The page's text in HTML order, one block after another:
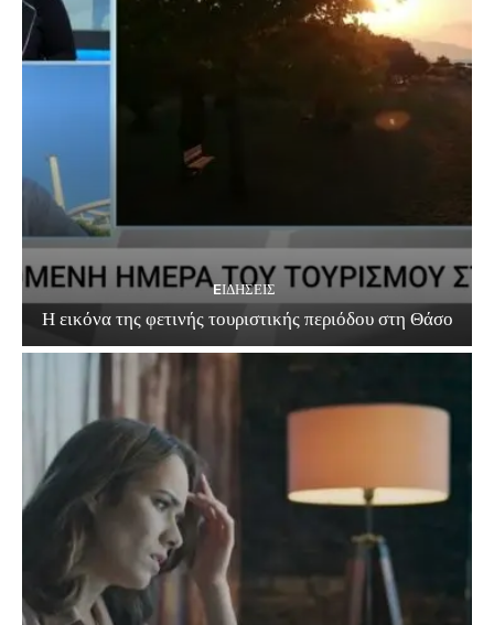
EΙΔΗΣΕΙΣ
Η εικόνα της φετινής τουριστικής περιόδου στη Θάσο